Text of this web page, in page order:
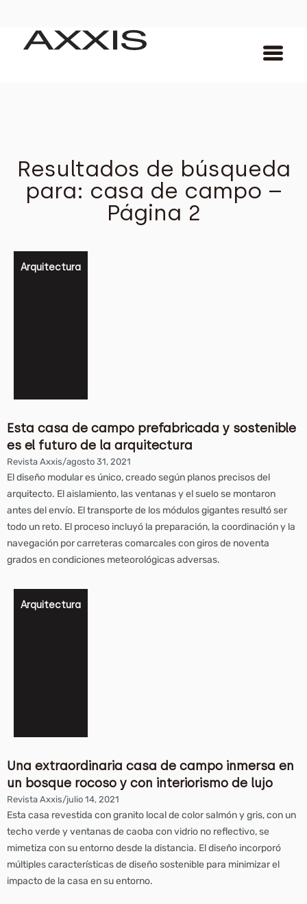
Resultados de búsqueda
para: casa de campo –
Página 2
Arquitectura
Esta casa de campo prefabricada y sostenible
es el futuro de la arquitectura
Revista Axxis/agosto 31, 2021
El diseño modular es único, creado según planos precisos del
arquitecto. El aislamiento, las ventanas y el suelo se montaron
antes del envío. El transporte de los módulos gigantes resultó ser
todo un reto. El proceso incluyó la preparación, la coordinación y la
navegación por carreteras comarcales con giros de noventa
grados en condiciones meteorológicas adversas.
Arquitectura
Una extraordinaria casa de campo inmersa en
un bosque rocoso y con interiorismo de lujo
Revista Axxis/julio 14, 2021
Esta casa revestida con granito local de color salmón y gris, con un
techo verde y ventanas de caoba con vidrio no reflectivo, se
mimetiza con su entorno desde la distancia. El diseño incorporó
múltiples características de diseño sostenible para minimizar el
impacto de la casa en su entorno.